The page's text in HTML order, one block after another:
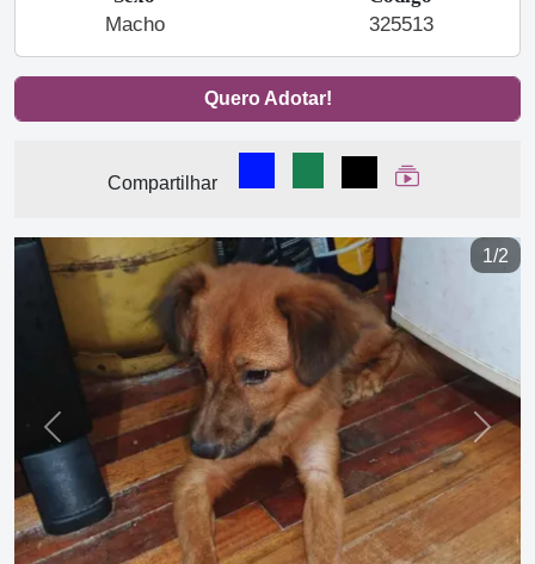
Macho
325513
Quero Adotar!
Compartilhar
Compartilhar no Facebook
Compartilhar no
Compartilhar
Ver Web Story
1/2
Previous Next